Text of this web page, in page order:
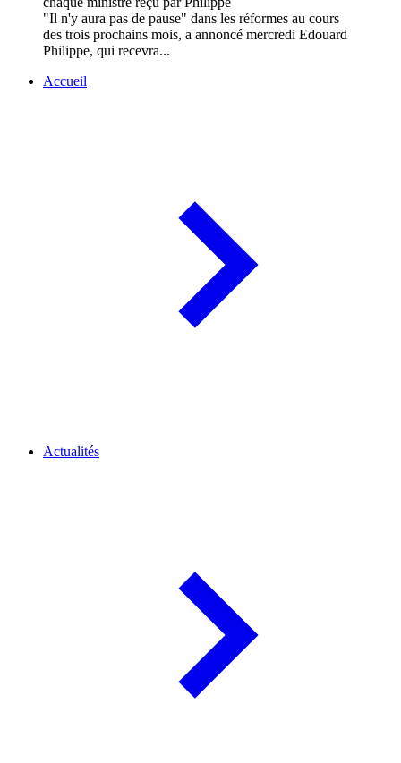
"Il n'y aura pas de pause" dans les réformes au cours
des trois prochains mois, a annoncé mercredi Edouard
Philippe, qui recevra...
Accueil
Actualités